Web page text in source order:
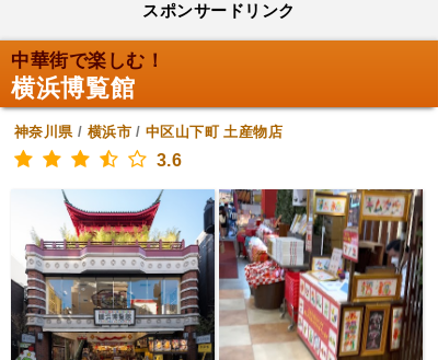
スポンサードリンク
中華街で楽しむ！
横浜博覧館
神奈川県/ 横浜市/中区山下町 土産物店
3.6